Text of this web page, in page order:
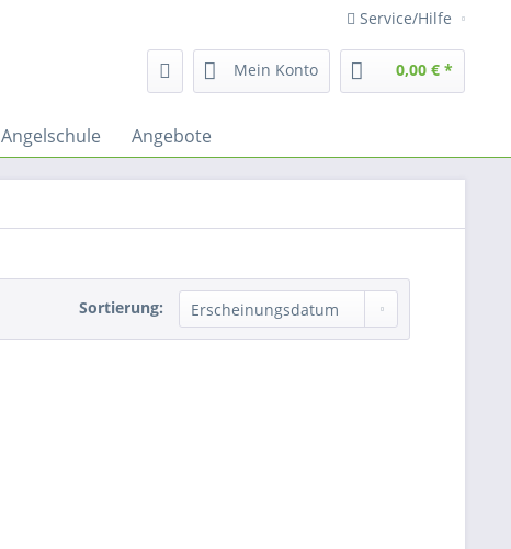
Service/Hilfe
Mein Konto 0,00 € *
Angelschule Angebote
Sortierung: